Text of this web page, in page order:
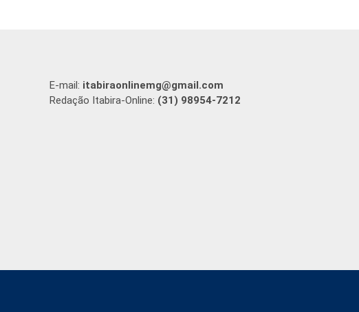
E-mail: itabiraonlinemg@gmail.com
Redação Itabira-Online: (31) 98954-7212